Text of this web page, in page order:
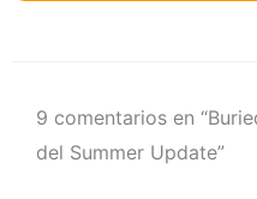
9 comentarios en
del Summer Update”